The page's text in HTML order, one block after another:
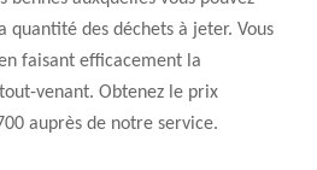
quantité des déchets à jeter. Vous
faisant efficacement la
venant. Obtenez le prix
auprès de notre service.